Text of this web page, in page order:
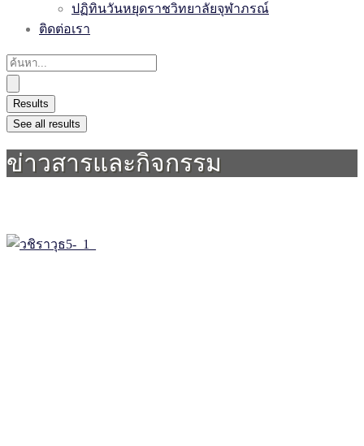
ปฏิทินวันหยุดราชวิทยาลัยจุฬาภรณ์
ติดต่อเรา
Results
See all results
ข่าวสารและกิจกรรม